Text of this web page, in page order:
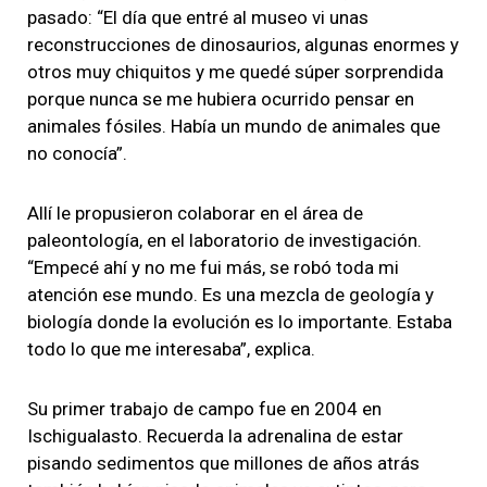
pasado: “El día que entré al museo vi unas
reconstrucciones de dinosaurios, algunas enormes y
otros muy chiquitos y me quedé súper sorprendida
porque nunca se me hubiera ocurrido pensar en
animales fósiles. Había un mundo de animales que
no conocía”.
Allí le propusieron colaborar en el área de
paleontología, en el laboratorio de investigación.
“Empecé ahí y no me fui más, se robó toda mi
atención ese mundo. Es una mezcla de geología y
biología donde la evolución es lo importante. Estaba
todo lo que me interesaba”, explica.
Su primer trabajo de campo fue en 2004 en
Ischigualasto. Recuerda la adrenalina de estar
pisando sedimentos que millones de años atrás